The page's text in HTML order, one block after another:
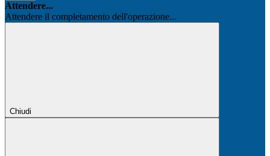
Attendere...
Attendere il completamento dell'operazione...
Chiudi